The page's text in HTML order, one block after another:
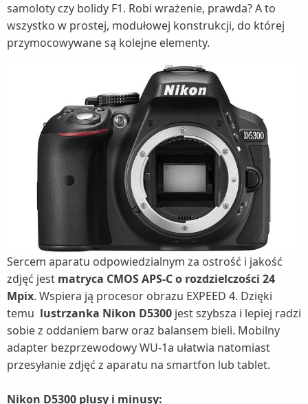
samoloty czy bolidy F1. Robi wrażenie, prawda? A to
wszystko w prostej, modułowej konstrukcji, do której
przymocowywane są kolejne elementy.
Sercem aparatu odpowiedzialnym za ostrość i jakość
zdjęć jest matryca CMOS APS-C o rozdzielczości 24
Mpix. Wspiera ją procesor obrazu EXPEED 4. Dzięki
temu lustrzanka Nikon D5300 jest szybsza i lepiej radzi
sobie z oddaniem barw oraz balansem bieli. Mobilny
adapter bezprzewodowy WU-1a ułatwia natomiast
przesyłanie zdjęć z aparatu na smartfon lub tablet.
Nikon D5300 plusy i minusy: